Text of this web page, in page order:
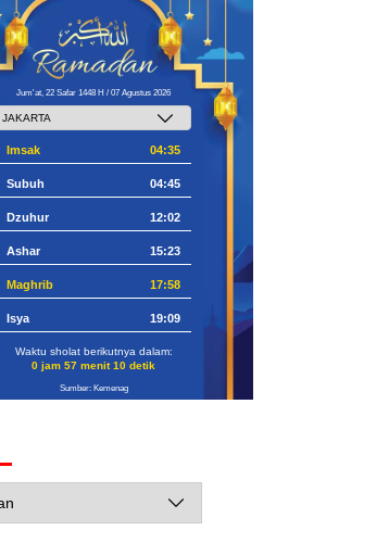
Jum'at, 22 Safar 1448 H / 07 Agustus 2026
Imsak 04:35
Subuh 04:45
Dzuhur 12:02
Ashar 15:23
Maghrib 17:58
Isya 19:09
Waktu sholat berikutnya dalam:
0 jam 57 menit 9 detik
Sumber: Kemenag